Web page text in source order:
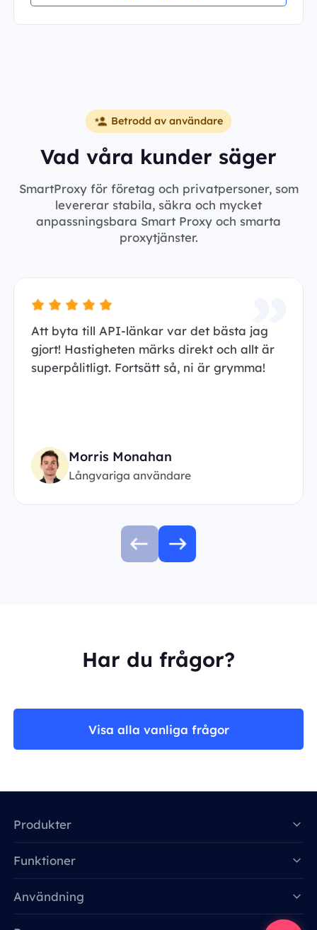
Betrodd av användare
Vad våra kunder säger
SmartProxy för företag och privatpersoner, som
levererar stabila, säkra och mycket
anpassningsbara Smart Proxy och smarta
proxytjänster.
Att byta till API-länkar var det bästa jag
gjort! Hastigheten märks direkt och allt är
superpålitligt. Fortsätt så, ni är grymma!
Morris Monahan
Långvariga användare
Har du frågor?
Visa alla vanliga frågor
Produkter
Funktioner
Användning